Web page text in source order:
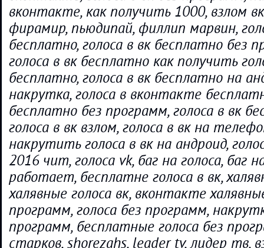
вконтакте, как получить 1000, взлом
фирамир, пьюдипай, филлип марвин,
бесплатно, голоса в вк бесплатно без
голоса в вк бесплатно как получить
бесплатно, голоса в вк бесплатно на
накрутка, голоса в вконтакте
бесплатно без программ, голоса в вк
голоса в вк взлом, голоса в вк на
накрутить голоса в вк на андроид,
2016 чит, голоса vk, баг на голоса, баг
работает, бесплатне голоса в вк,
халявные голоса вк, вконтакте
программ, голоса без программ,
программ, бесплатные голоса без
старков, shorezahs, leader tv, лидер тв,